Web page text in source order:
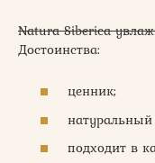
Natura Siberica
Достоинства:
ценник;
натуральный
подходит в